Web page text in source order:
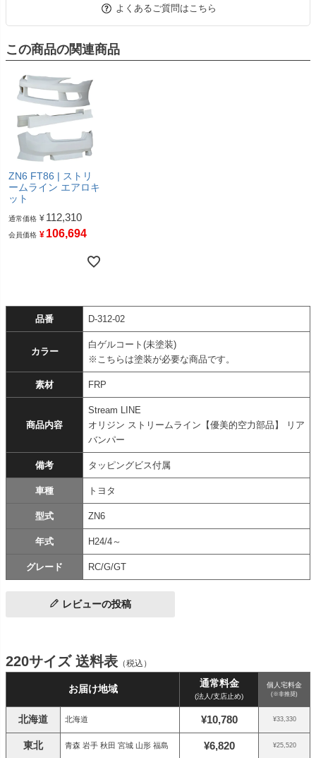
よくあるご質問はこちら
この商品の関連商品
ZN6 FT86 | ストリ
ームライン エアロキ
ット
通常価格 ¥ 112,310
会員価格 ¥ 106,694
品番 D-312-02
カラー
白ゲルコート(未塗装)
※こちらは塗装が必要な商品です。
素材 FRP
商品内容
Stream LINE
オリジン ストリームライン【優美的空力部品】 リア
バンパー
備考 タッピングビス付属
車種 トヨタ
型式 ZN6
年式 H24/4～
グレード RC/G/GT
レビューの投稿
220サイズ 送料表 （税込）
お届け地域 通常料金
(法人/支店止め)
個人宅料金
(※非推奨)
北海道 北海道 ¥10,780 ¥33,330
東北 青森 岩手 秋田 宮城 山形 福島 ¥6,820 ¥25,520